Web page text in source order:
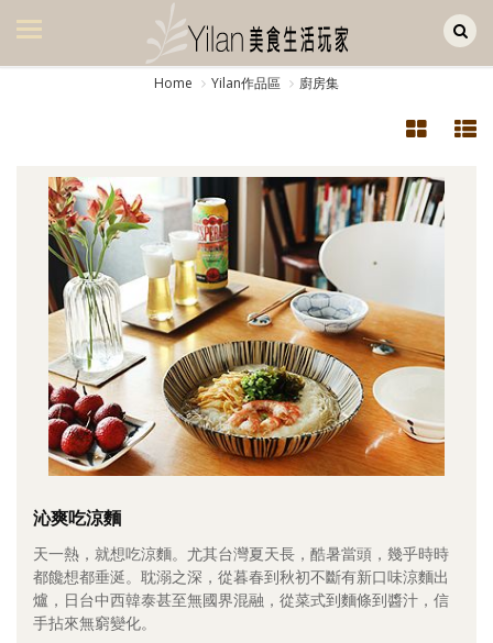
美食集
旅遊集
旅遊美食集
生活風
書房集
日記簿
餐桌週記
享樂隨手拍
照相簿
影音區
創意出版服務
Home Yilan作品區 廚房集
沁爽吃涼麵
天一熱，就想吃涼麵。尤其台灣夏天長，酷暑當頭，幾乎時時
都饞想都垂涎。耽溺之深，從暮春到秋初不斷有新口味涼麵出
爐，日台中西韓泰甚至無國界混融，從菜式到麵條到醬汁，信
手拈來無窮變化。